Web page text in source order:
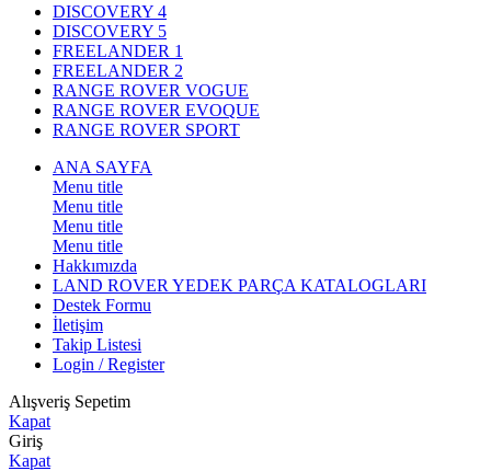
DISCOVERY 4
DISCOVERY 5
FREELANDER 1
FREELANDER 2
RANGE ROVER VOGUE
RANGE ROVER EVOQUE
RANGE ROVER SPORT
ANA SAYFA
Menu title
Menu title
Menu title
Menu title
Hakkımızda
LAND ROVER YEDEK PARÇA KATALOGLARI
Destek Formu
İletişim
Takip Listesi
Login / Register
Alışveriş Sepetim
Kapat
Giriş
Kapat